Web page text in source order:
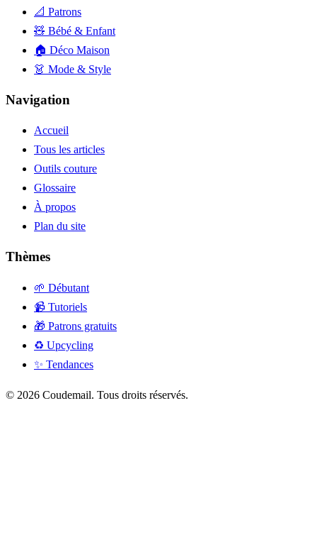
📐 Patrons
🧸 Bébé & Enfant
🏠 Déco Maison
👗 Mode & Style
Navigation
Accueil
Tous les articles
Outils couture
Glossaire
À propos
Plan du site
Thèmes
🌱 Débutant
📹 Tutoriels
🎁 Patrons gratuits
♻️ Upcycling
✨ Tendances
© 2026 Coudemail. Tous droits réservés.